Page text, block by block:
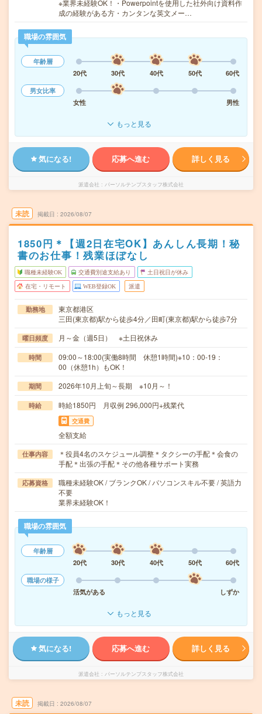
※業界未経験OK！・Powerpointを使用した社外向け資料作
成の経験がある方・カンタンな英文メー…
職場の雰囲気
年齢層
20代
30代 40代 50代
60代
男女比率
女性
男性
もっと見る
気になる! 応募へ進む 詳しく見る
派遣会社 パーソルテンプスタッフ株式会社
未読 掲載日 2026/08/07
1850円＊【週2日在宅OK】あんしん長期！秘
書のお仕事！残業ほぼなし
職種未経験OK 交通費別途支給あり 土日祝日が休み
在宅・リモート WEB登録OK 派遣
勤務地
東京都港区
三田(東京都)駅から徒歩4分／田町(東京都)駅から徒歩7分
曜日頻度 月～金（週5日） ※土日祝休み
時間
09:00～18:00(実働8時間 休憩1時間)※10：00‐19：
00（休憩1h）もOK！
期間 2026年10月上旬～長期 ※10月～！
時給 時給1850円 月収例 296,000円+残業代
交通費
全額支給
仕事内容
＊役員4名のスケジュール調整＊タクシーの手配＊会食の
手配＊出張の手配＊その他各種サポート実務
応募資格
職種未経験OK / ブランクOK / パソコンスキル不要 / 英語力
不要
業界未経験OK！
職場の雰囲気
年齢層
20代
30代 40代 50代
60代
職場の様子
活気がある
しずか
もっと見る
気になる! 応募へ進む 詳しく見る
派遣会社 パーソルテンプスタッフ株式会社
未読 掲載日 2026/08/07